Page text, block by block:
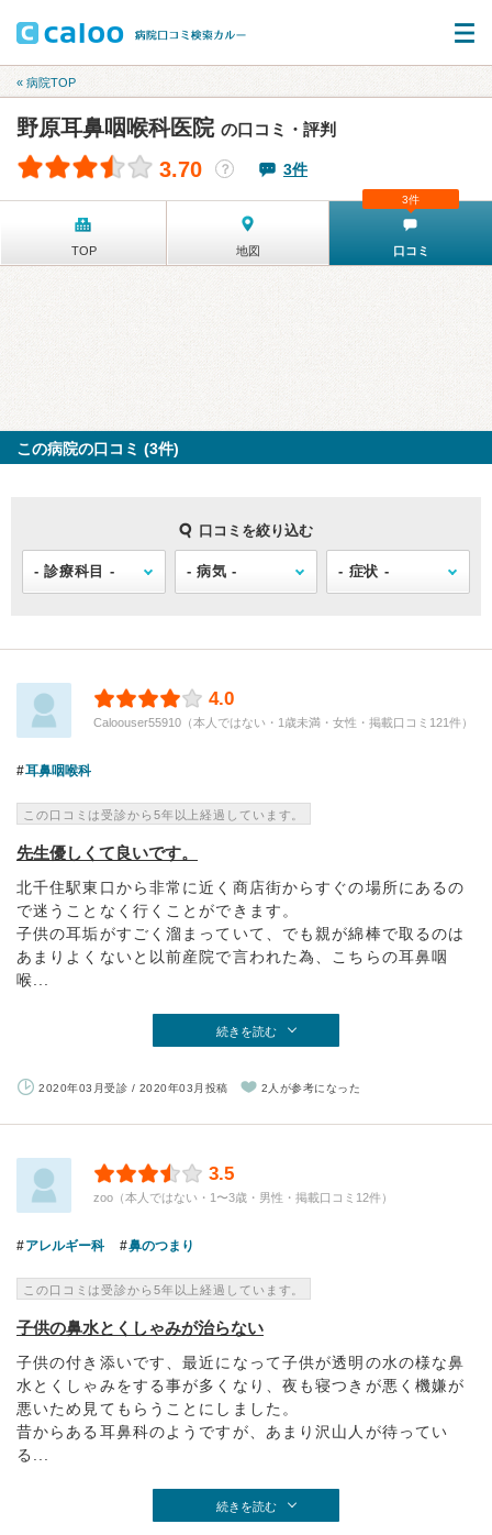
« 病院TOP
野原耳鼻咽喉科医院 の口コミ・評判
3.70 ？ 3件
TOP 地図 口コミ
3件
この病院の口コミ (3件)
口コミを絞り込む
4.0
Caloouser55910（本人ではない・1歳未満・女性・掲載口コミ121件）
耳鼻咽喉科
この口コミは受診から5年以上経過しています。
先生優しくて良いです。
北千住駅東口から非常に近く商店街からすぐの場所にあるの
で迷うことなく行くことができます。
子供の耳垢がすごく溜まっていて、でも親が綿棒で取るのは
あまりよくないと以前産院で言われた為、こちらの耳鼻咽
喉...
続きを読む
2020年03月受診 / 2020年03月投稿 2人が参考になった
3.5
zoo（本人ではない・1〜3歳・男性・掲載口コミ12件）
アレルギー科 鼻のつまり
この口コミは受診から5年以上経過しています。
子供の鼻水とくしゃみが治らない
子供の付き添いです、最近になって子供が透明の水の様な鼻
水とくしゃみをする事が多くなり、夜も寝つきが悪く機嫌が
悪いため見てもらうことにしました。
昔からある耳鼻科のようですが、あまり沢山人が待ってい
る...
続きを読む